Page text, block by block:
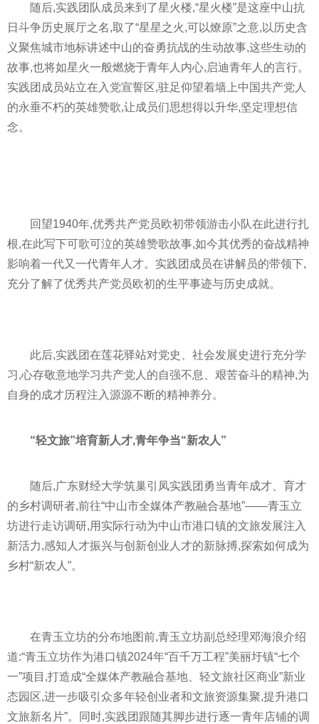
随后,实践团队成员来到了星火楼,“星火楼”是这座中山抗
日斗争历史展厅之名,取了“星星之火,可以燎原”之意,以历史含
义聚焦城市地标讲述中山的奋勇抗战的生动故事,这些生动的
故事,也将如星火一般燃烧于青年人内心,启迪青年人的言行。
实践团成员站立在入党宣誓区,驻足仰望着墙上中国共产党 人
的永垂不朽的英雄赞歌,让成员们思想得以升华,坚定理想信
念。
回望1940年,优秀共产党 员欧初带领游击小队在此进行扎
根,在此写下可歌可泣的英雄赞歌故事,如今其优秀的奋战精神
影响着一代又一代青年人才。实践团成员在讲解员的带领下,
充分了解了优秀共产党 员欧初的生平事迹与历史成就。
此后,实践团在莲花驿站对党史、社会发展史进行充分学
习,心存敬意地学习共产党 人的自强不息、艰苦奋斗的精神,为
自身的成才历程注入源源不断的精神养分。
“轻文旅”培育新人才,青年争当“新农人”
随后,广东财经大学筑巢引凤实践团勇当青年成才、育才
的乡村调研者,前往“中山市全媒体产教融合基地”——青玉立
坊进行走访调研,用实际行动为中山市港口镇的文旅发展注入
新活力,感知人才振兴与创新创业人才的新脉搏,探索如何成为
乡村“新农人”。
在青玉立坊的分布地图前,青玉立坊副总经理邓海浪介绍
道:“青玉立坊作为港口镇2024年“百千万工程”美丽圩镇“七个
一”项目,打造成“全媒体产教融合基地、轻文旅社区商业”新业
态园区,进一步吸引众多年轻创业者和文旅资源集聚,提升港口
文旅新名片”。同时,实践团跟随其脚步进行逐一青年店铺的调